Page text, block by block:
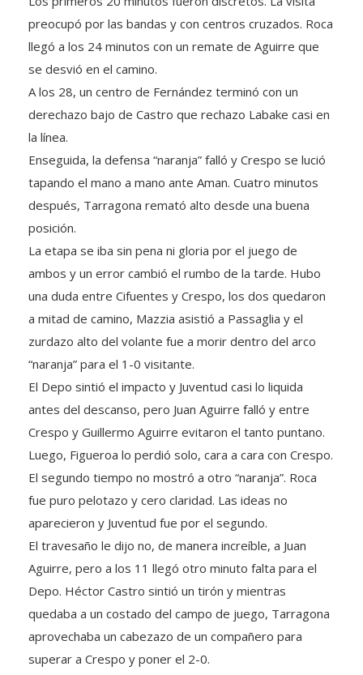
preocupó por las bandas y con centros cruzados. Roca
llegó a los 24 minutos con un remate de Aguirre que
se desvió en el camino.
A los 28, un centro de Fernández terminó con un
derechazo bajo de Castro que rechazo Labake casi en
la línea.
Enseguida, la defensa “naranja” falló y Crespo se lució
tapando el mano a mano ante Aman. Cuatro minutos
después, Tarragona remató alto desde una buena
posición.
La etapa se iba sin pena ni gloria por el juego de
ambos y un error cambió el rumbo de la tarde. Hubo
una duda entre Cifuentes y Crespo, los dos quedaron
a mitad de camino, Mazzia asistió a Passaglia y el
zurdazo alto del volante fue a morir dentro del arco
“naranja” para el 1-0 visitante.
El Depo sintió el impacto y Juventud casi lo liquida
antes del descanso, pero Juan Aguirre falló y entre
Crespo y Guillermo Aguirre evitaron el tanto puntano.
Luego, Figueroa lo perdió solo, cara a cara con Crespo.
El segundo tiempo no mostró a otro “naranja”. Roca
fue puro pelotazo y cero claridad. Las ideas no
aparecieron y Juventud fue por el segundo.
El travesaño le dijo no, de manera increíble, a Juan
Aguirre, pero a los 11 llegó otro minuto falta para el
Depo. Héctor Castro sintió un tirón y mientras
quedaba a un costado del campo de juego, Tarragona
aprovechaba un cabezazo de un compañero para
superar a Crespo y poner el 2-0.
Landeiro mandó a la cancha a Monsalve y Vázquez,